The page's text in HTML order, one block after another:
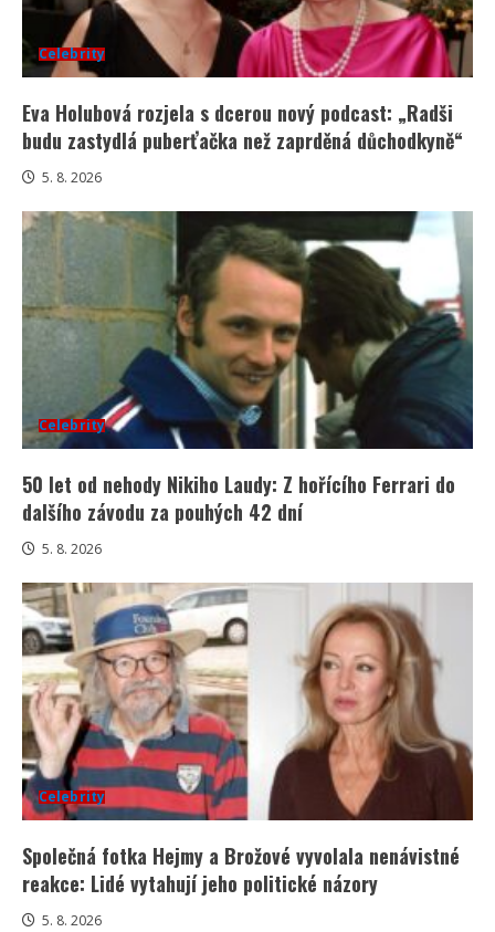
Celebrity
Eva Holubová rozjela s dcerou nový podcast: „Radši
budu zastydlá puberťačka než zaprděná důchodkyně“
5. 8. 2026
Celebrity
50 let od nehody Nikiho Laudy: Z hořícího Ferrari do
dalšího závodu za pouhých 42 dní
5. 8. 2026
Celebrity
Společná fotka Hejmy a Brožové vyvolala nenávistné
reakce: Lidé vytahují jeho politické názory
5. 8. 2026